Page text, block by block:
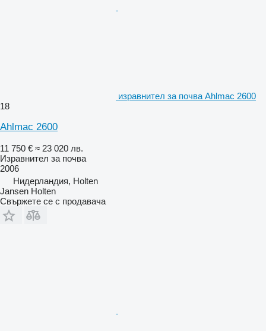
изравнител за почва Ahlmac 2600
18
Ahlmac 2600
11 750 € ≈ 23 020 лв.
Изравнител за почва
2006
Нидерландия, Holten
Jansen Holten
Свържете се с продавача